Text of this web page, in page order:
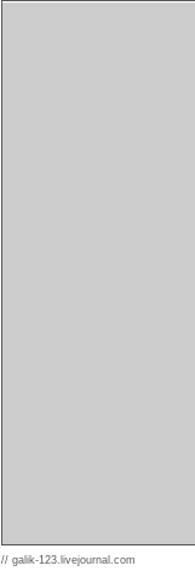
// galik-123.livejournal.com